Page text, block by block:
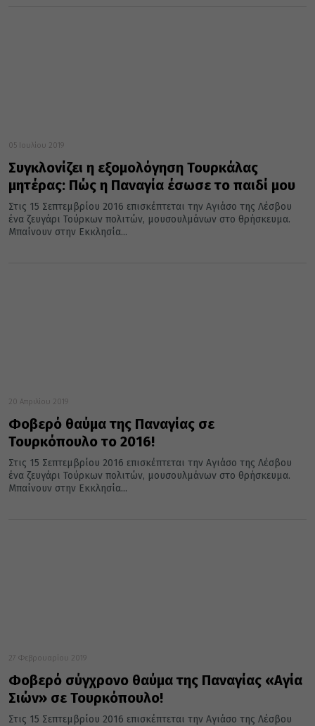
05 Ιουλίου 2019
Συγκλονίζει η εξομολόγηση Τουρκάλας
μητέρας: Πώς η Παναγία έσωσε το παιδί μου
Στις 15 Σεπτεμβρίου 2016 επισκέπτεται την Αγιάσο της Λέσβου
ένα ζευγάρι Τούρκων πολιτών, μουσουλμάνων στο θρήσκευμα.
Μπαίνουν στην Εκκλησία...
20 Απριλίου 2019
Φοβερό θαύμα της Παναγίας σε
Τουρκόπουλο το 2016!
Στις 15 Σεπτεμβρίου 2016 επισκέπτεται την Αγιάσο της Λέσβου
ένα ζευγάρι Τούρκων πολιτών, μουσουλμάνων στο θρήσκευμα.
Μπαίνουν στην Εκκλησία...
27 Φεβρουαρίου 2019
Φοβερό σύγχρονο θαύμα της Παναγίας «Αγία
Σιών» σε Τουρκόπουλο!
Στις 15 Σεπτεμβρίου 2016 επισκέπτεται την Αγιάσο της Λέσβου